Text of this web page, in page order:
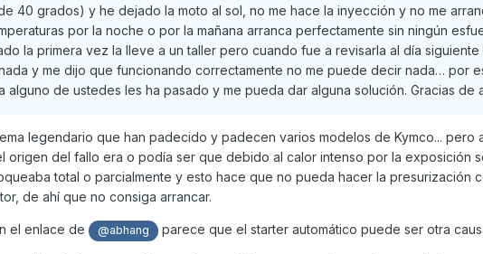
40 grados) y he dejado la moto al sol, no me hace la inyección y no me
por la noche o por la mañana arranca perfectamente sin ningún
la primera vez la lleve a un taller pero cuando fue a revisarla al día
y me dijo que funcionando correctamente no me puede decir nada… por
alguno de ustedes les ha pasado y me pueda dar alguna solución. Gracias de
legendario que han padecido y padecen varios modelos de Kymco... pero
origen del fallo era o podía ser que debido al calor intenso por la exposición
total o parcialmente y esto hace que no pueda hacer la presurización
de ahí que no consiga arrancar.
el enlace de @abhang parece que el starter automático puede ser otra